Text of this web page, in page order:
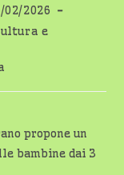
02/2026
e
propone un
bambine dai 3